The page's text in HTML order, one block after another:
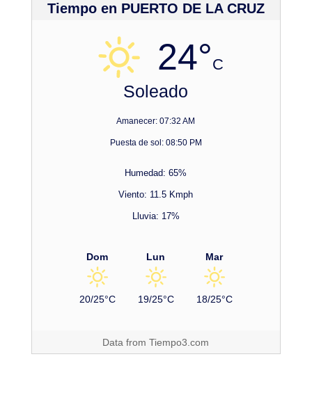
Tiempo en PUERTO DE LA CRUZ
24°C
Soleado
Amanecer: 07:32 AM
Puesta de sol: 08:50 PM
Humedad: 65%
Viento: 11.5 Kmph
Lluvia: 17%
Dom
20/25°C
Lun
19/25°C
Mar
18/25°C
Data fromTiempo3.com